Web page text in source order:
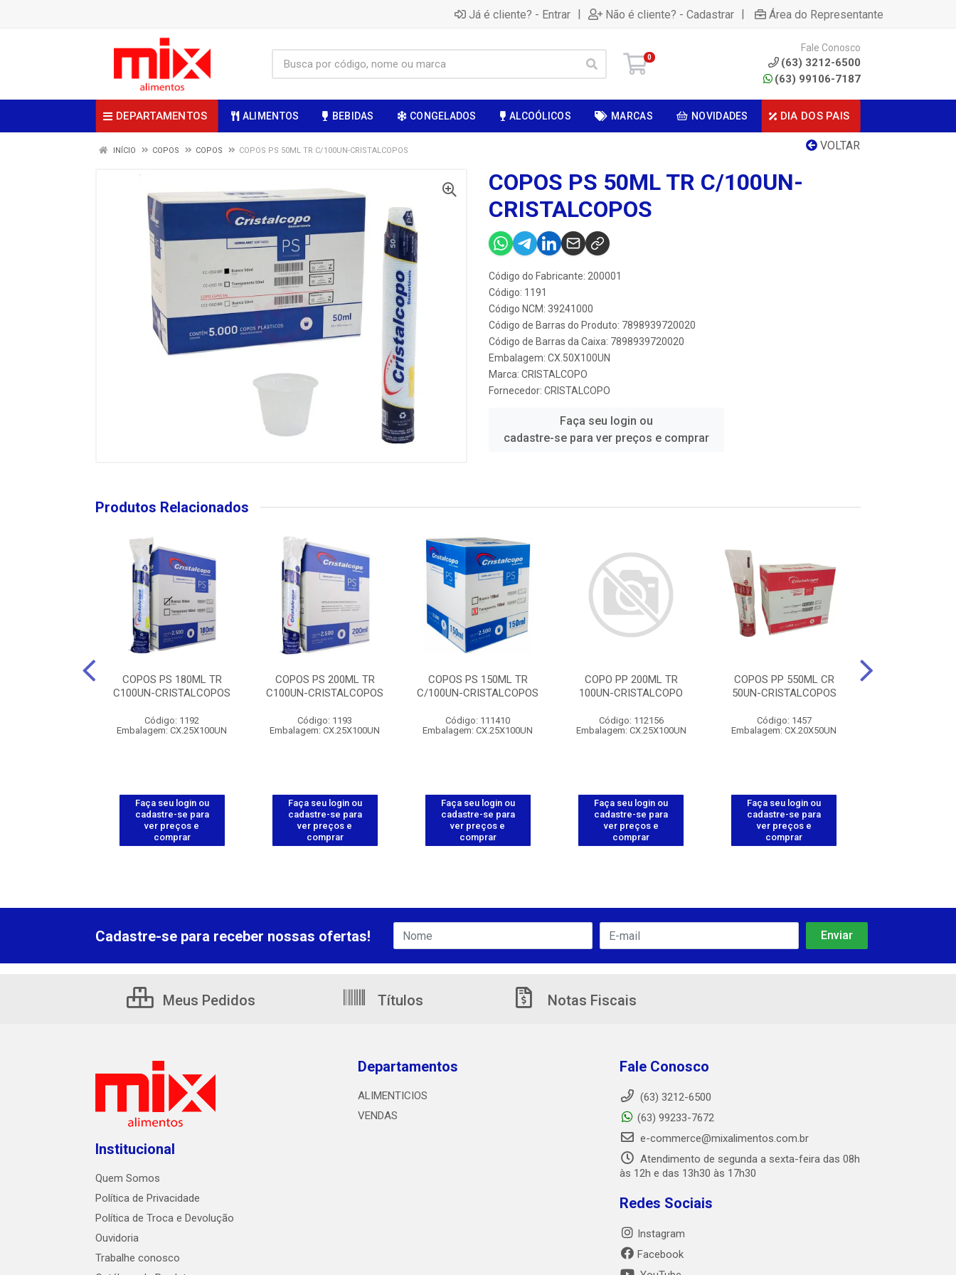
Já é cliente? - Entrar | Não é cliente? - Cadastrar | Área do Representante
0
Fale Conosco
(63) 3212-6500
(63) 99106-7187
DEPARTAMENTOS ALIMENTOS BEBIDAS CONGELADOS ALCOÓLICOS MARCAS NOVIDADES DIA DOS PAIS
VOLTAR
INÍCIO COPOS COPOS COPOS PS 50ML TR C/100UN-CRISTALCOPOS
COPOS PS 50ML TR C/100UN-
CRISTALCOPOS
Código do Fabricante: 200001
Código: 1191
Código NCM: 39241000
Código de Barras do Produto: 7898939720020
Código de Barras da Caixa: 7898939720020
Embalagem: CX.50X100UN
Marca: CRISTALCOPO
Fornecedor: CRISTALCOPO
Faça seu login ou
cadastre-se para ver preços e comprar
Produtos Relacionados
COPOS PS 180ML TR
C100UN-CRISTALCOPOS
Código: 1192
Embalagem: CX.25X100UN
Faça seu login ou
cadastre-se para
ver preços e
comprar
COPOS PS 200ML TR
C100UN-CRISTALCOPOS
Código: 1193
Embalagem: CX.25X100UN
Faça seu login ou
cadastre-se para
ver preços e
comprar
COPOS PS 150ML TR
C/100UN-CRISTALCOPOS
Código: 111410
Embalagem: CX.25X100UN
Faça seu login ou
cadastre-se para
ver preços e
comprar
COPO PP 200ML TR
100UN-CRISTALCOPO
Código: 112156
Embalagem: CX.25X100UN
Faça seu login ou
cadastre-se para
ver preços e
comprar
COPOS PP 550ML CR
50UN-CRISTALCOPOS
Código: 1457
Embalagem: CX.20X50UN
Faça seu login ou
cadastre-se para
ver preços e
comprar
Cadastre-se para receber nossas ofertas!
Meus Pedidos Títulos Notas Fiscais
Institucional
Quem Somos
Política de Privacidade
Política de Troca e Devolução
Ouvidoria
Trabalhe conosco
Departamentos
ALIMENTICIOS
VENDAS
Fale Conosco
(63) 3212-6500
(63) 99233-7672
e-commerce@mixalimentos.com.br
Atendimento de segunda a sexta-feira das 08h
às 12h e das 13h30 às 17h30
Redes Sociais
Instagram
Facebook